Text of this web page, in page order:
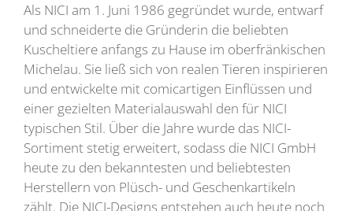
Als NICI am 1. Juni 1986 gegründet wurde, entwarf
und schneiderte die Gründerin die beliebten
Kuscheltiere anfangs zu Hause im oberfränkischen
Michelau. Sie ließ sich von realen Tieren inspirieren
und entwickelte mit comicartigen Einflüssen und
einer gezielten Materialauswahl den für NICI
typischen Stil. Über die Jahre wurde das NICI-
Sortiment stetig erweitert, sodass die NICI GmbH
heute zu den bekanntesten und beliebtesten
Herstellern von Plüsch- und Geschenkartikeln
zählt. Die NICI-Designs entstehen auch heute noch